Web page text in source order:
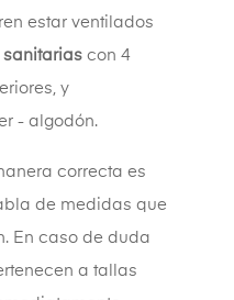
estar ventilados
con 4
y
- algodón.
correcta es
de medidas que
En caso de duda
a tallas